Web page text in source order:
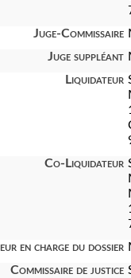
Juge-Commissaire
Juge suppléant
Liquidateur
Co-Liquidateur
en charge du dossier
Commissaire de justice